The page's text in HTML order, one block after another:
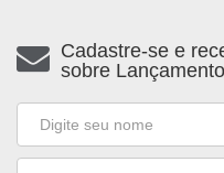
Cadastre-se e
sobre